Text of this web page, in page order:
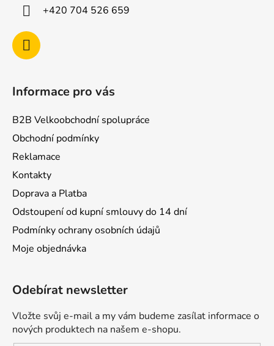
+420 704 526 659
Informace pro vás
B2B Velkoobchodní spolupráce
Obchodní podmínky
Reklamace
Kontakty
Doprava a Platba
Odstoupení od kupní smlouvy do 14 dní
Podmínky ochrany osobních údajů
Moje objednávka
Odebírat newsletter
Vložte svůj e-mail a my vám budeme zasílat informace o
nových produktech na našem e-shopu.